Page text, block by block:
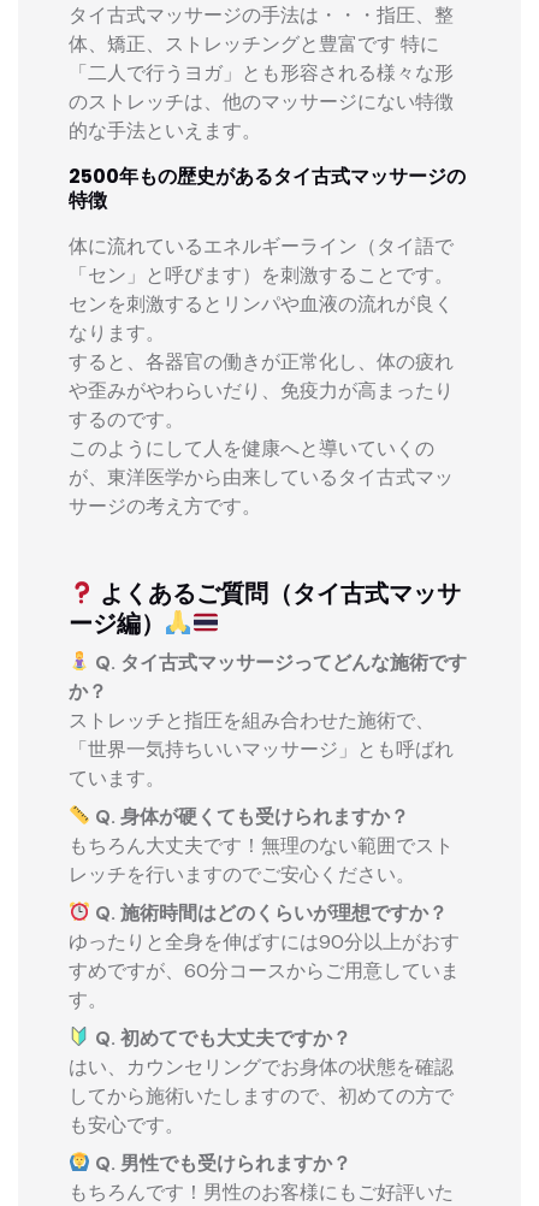
タイ古式マッサージの手法は・・・指圧、整
体、矯正、ストレッチングと豊富です 特に
「二人で行うヨガ」とも形容される様々な形
のストレッチは、他のマッサージにない特徴
的な手法といえます。
2500年もの歴史があるタイ古式マッサージの
特徴
体に流れているエネルギーライン（タイ語で
「セン」と呼びます）を刺激することです。
センを刺激するとリンパや血液の流れが良く
なります。
すると、各器官の働きが正常化し、体の疲れ
や歪みがやわらいだり、免疫力が高まったり
するのです。
このようにして人を健康へと導いていくの
が、東洋医学から由来しているタイ古式マッ
サージの考え方です。
よくあるご質問（タイ古式マッサ
ージ編）
Q. タイ古式マッサージってどんな施術です
か？
ストレッチと指圧を組み合わせた施術で、
「世界一気持ちいいマッサージ」とも呼ばれ
ています。
Q. 身体が硬くても受けられますか？
もちろん大丈夫です！無理のない範囲でスト
レッチを行いますのでご安心ください。
Q. 施術時間はどのくらいが理想ですか？
ゆったりと全身を伸ばすには90分以上がおす
すめですが、60分コースからご用意していま
す。
Q. 初めてでも大丈夫ですか？
はい、カウンセリングでお身体の状態を確認
してから施術いたしますので、初めての方で
も安心です。
Q. 男性でも受けられますか？
もちろんです！男性のお客様にもご好評いた